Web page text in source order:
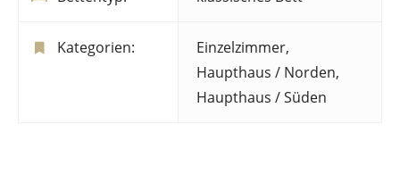
Kategorien: Einzelzimmer,
Haupthaus / Norden,
Haupthaus / Süden